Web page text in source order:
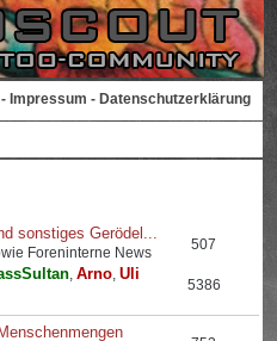
- Impressum - Datenschutzerklärung
sonstiges Gerödel...
Foreninterne News
,Arno,Uli
507
5386